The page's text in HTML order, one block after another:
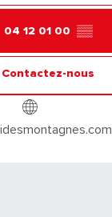
04 12 01 00 ▒▒
Contactez-nous